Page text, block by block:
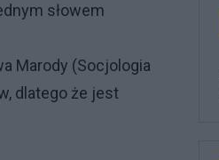
słowem
Marody (Socjologia
dlatego że jest